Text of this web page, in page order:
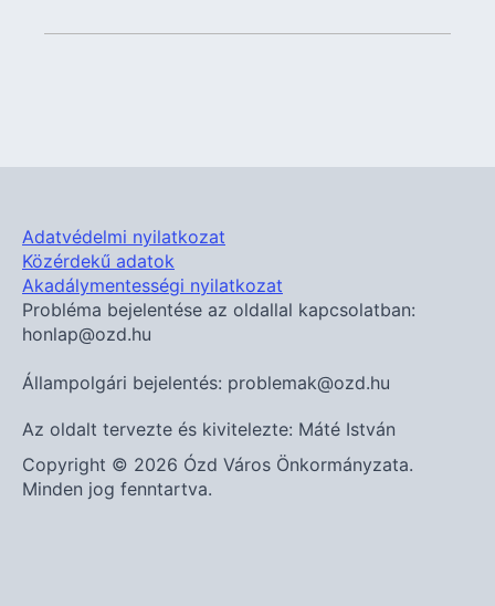
Adatvédelmi nyilatkozat
Közérdekű adatok
Akadálymentességi nyilatkozat
Probléma bejelentése az oldallal kapcsolatban:
honlap@ozd.hu
Állampolgári bejelentés: problemak@ozd.hu
Az oldalt tervezte és kivitelezte: Máté István
Copyright © 2026 Ózd Város Önkormányzata.
Minden jog fenntartva.